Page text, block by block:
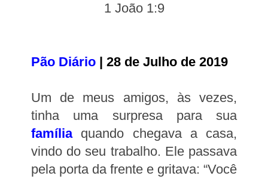
1 João 1:9
Pão Diário | 28 de Julho de 2019
Um de meus amigos, às vezes,
tinha uma surpresa para sua
família quando chegava a casa,
vindo do seu trabalho. Ele passava
pela porta da frente e gritava: “Você